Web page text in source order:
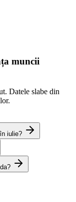
muncii
Datele slabe din
iulie?